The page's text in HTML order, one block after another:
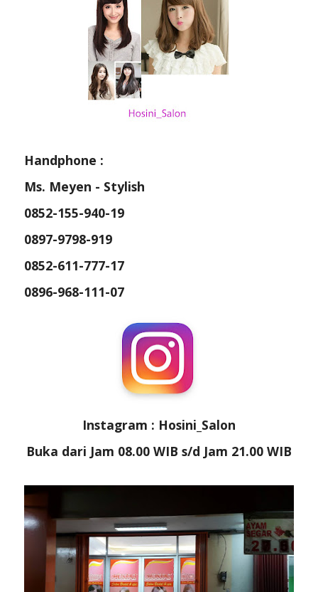
Handphone :
Ms. Meyen - Stylish
0852-155-940-19
0897-9798-919
0852-611-777-17
0896-968-111-07
Instagram : Hosini_Salon
Buka dari Jam 08.00 WIB s/d Jam 21.00 WIB